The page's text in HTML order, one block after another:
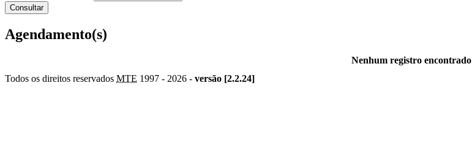
Agendamento(s)
Nenhum registro encontrado
Todos os direitos reservados MTE 1997 - 2026 - versão [2.2.24]